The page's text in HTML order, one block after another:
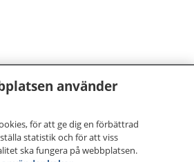
använder
för att ge dig en förbättrad
statistik och för att viss
ska fungera på webbplatsen.